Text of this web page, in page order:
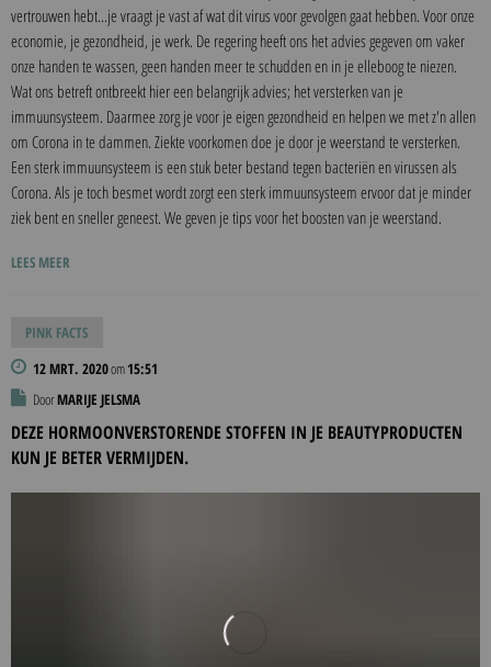
vertrouwen hebt...je vraagt je vast af wat dit virus voor gevolgen gaat hebben. Voor onze
economie, je gezondheid, je werk. De regering heeft ons het advies gegeven om vaker
onze handen te wassen, geen handen meer te schudden en in je elleboog te niezen.
Wat ons betreft ontbreekt hier een belangrijk advies; het versterken van je
immuunsysteem. Daarmee zorg je voor je eigen gezondheid en helpen we met z'n allen
om Corona in te dammen. Ziekte voorkomen doe je door je weerstand te versterken.
Een sterk immuunsysteem is een stuk beter bestand tegen bacteriën en virussen als
Corona. Als je toch besmet wordt zorgt een sterk immuunsysteem ervoor dat je minder
ziek bent en sneller geneest. We geven je tips voor het boosten van je weerstand.
LEES MEER
PINK FACTS
12 MRT. 2020om15:51
DoorMARIJE JELSMA
DEZE HORMOONVERSTORENDE STOFFEN IN JE BEAUTYPRODUCTEN
KUN JE BETER VERMIJDEN.